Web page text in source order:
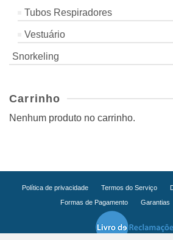
Tubos Respiradores
Vestuário
Snorkeling
Carrinho
Nenhum produto no carrinho.
Política de privacidade Termos do Serviço
Formas de Pagamento
Garantias